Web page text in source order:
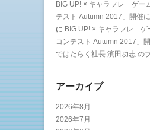
BIG UP! × キャラフレ「ゲー
テスト Autumn 2017」開催
に BIG UP! × キャラフレ「
コンテスト Autumn 2017」
ではたらく社長 濱田功志 の
アーカイブ
2026年8月
2026年7月